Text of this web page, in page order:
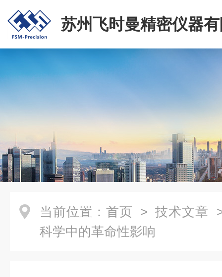
苏州飞时曼精密仪器
当前位置： 首页 > 技术文章
科学中的革命性影响